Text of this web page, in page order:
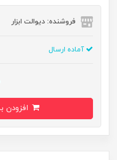
فروشنده: دیوالت ابزار
آماده ارسال